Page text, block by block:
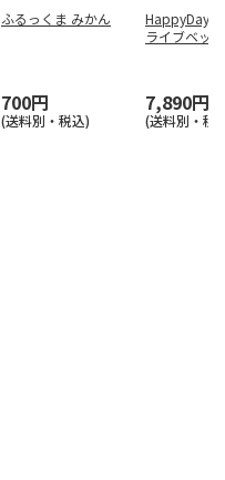
ふるっくま みかん
700円
(送料別・税込)
HappyDays
ライブベッ
7,890円
(送料別・税